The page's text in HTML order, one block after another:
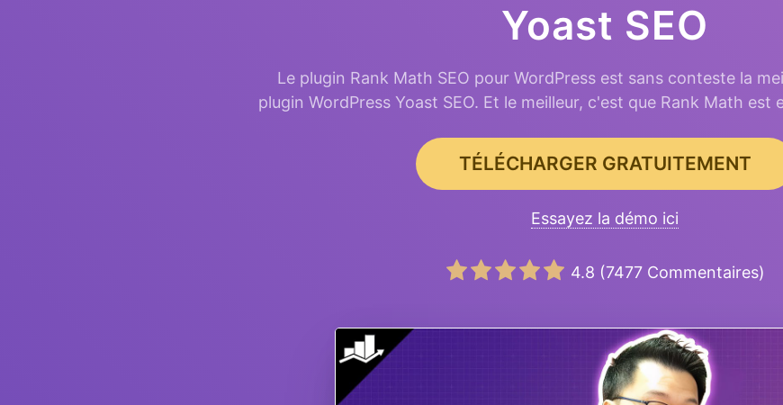
Yoast SEO
Le plugin Rank Math SEO pour WordPress est sans conteste la
plugin WordPress Yoast SEO. Et le meilleur, c'est que Rank Math est
TÉLÉCHARGER GRATUITEMENT
Essayez la démo ici
4.8 (7477 Commentaires)